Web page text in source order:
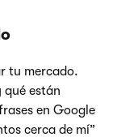
tu mercado.
qué están
en Google
cerca de mí”